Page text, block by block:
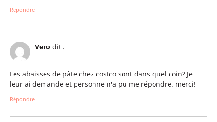
Répondre
Vero dit :
Les abaisses de pâte chez costco sont dans quel coin? Je
leur ai demandé et personne n'a pu me répondre. merci!
Répondre